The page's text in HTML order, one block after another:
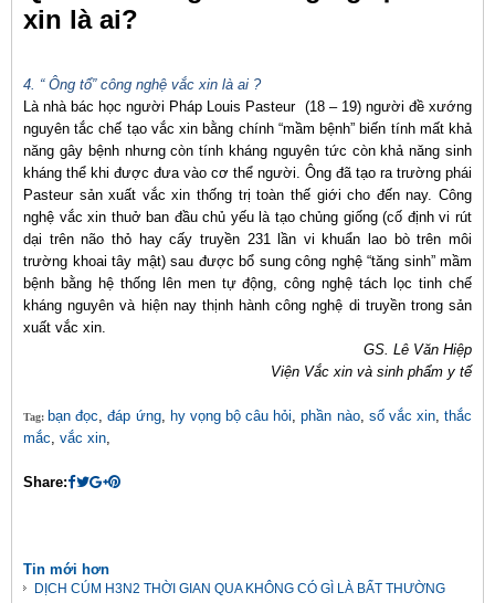
xin là ai?
4. “ Ông tổ” công nghệ vắc xin là ai ?
Là nhà bác học người Pháp Louis Pasteur (18 – 19) người đề xướng
nguyên tắc chế tạo vắc xin bằng chính “mầm bệnh” biến tính mất khả
năng gây bệnh nhưng còn tính kháng nguyên tức còn khả năng sinh
kháng thể khi được đưa vào cơ thể người. Ông đã tạo ra trường phái
Pasteur sản xuất vắc xin thống trị toàn thế giới cho đến nay. Công
nghệ vắc xin thuở ban đầu chủ yếu là tạo chủng giống (cố định vi rút
dại trên não thỏ hay cấy truyền 231 lần vi khuẩn lao bò trên môi
trường khoai tây mật) sau được bổ sung công nghệ “tăng sinh” mầm
bệnh bằng hệ thống lên men tự động, công nghệ tách lọc tinh chế
kháng nguyên và hiện nay thịnh hành công nghệ di truyền trong sản
xuất vắc xin.
GS. Lê Văn Hiệp
Viện Vắc xin và sinh phẩm y tế
Tag: bạn đọc,đáp ứng, hy vọng bộ câu hỏi,phần nào, số vắc xin,thắc
mắc, vắc xin,
Share:
Tin mới hơn
DỊCH CÚM H3N2 THỜI GIAN QUA KHÔNG CÓ GÌ LÀ BẤT THƯỜNG